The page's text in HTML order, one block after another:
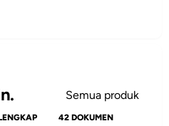
Semua produk
42 DOKUMEN